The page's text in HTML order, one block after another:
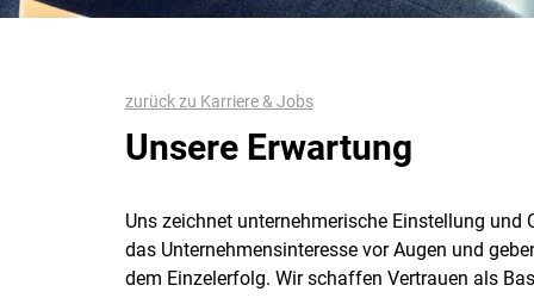
zurück zu Karriere & Jobs
Unsere Erwartung
Uns zeichnet unternehmerische Einstellung
das Unternehmensinteresse vor Augen und
dem Einzelerfolg. Wir schaffen Vertrauen als